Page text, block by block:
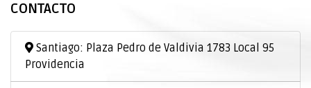
CONTACTO
Santiago: Plaza Pedro de Valdivia 1783 Local 95
Providencia